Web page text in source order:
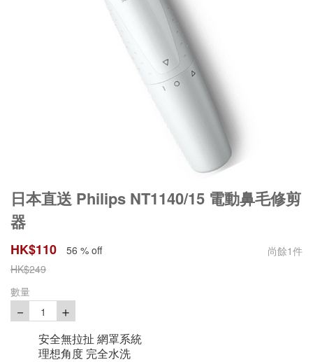
日本直送 Philips NT1140/15 電動鼻毛修剪
器
HK$110 56 % off 尚餘1件
HK$249
數量
－ 1 ＋
安全無拉扯 網罩系統
理想角度 完全水洗